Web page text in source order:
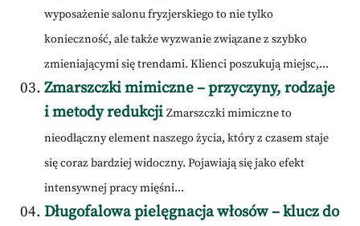
wyposażenie salonu fryzjerskiego to nie tylko
konieczność, ale także wyzwanie związane z szybko
zmieniającymi się trendami. Klienci poszukują miejsc,...
Zmarszczki mimiczne – przyczyny, rodzaje
i metody redukcji Zmarszczki mimiczne to
nieodłączny element naszego życia, który z czasem staje
się coraz bardziej widoczny. Pojawiają się jako efekt
intensywnej pracy mięśni...
Długofalowa pielęgnacja włosów – klucz do